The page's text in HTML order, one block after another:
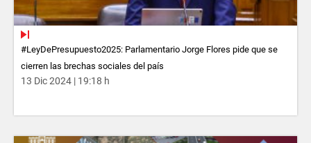
#LeyDePresupuesto2025: Parlamentario Jorge Flores pide que se
cierren las brechas sociales del país
13 Dic 2024 | 19:18 h